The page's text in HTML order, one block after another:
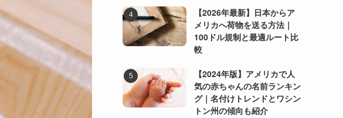
【2026年最新】日本からア
メリカへ荷物を送る方法｜
100ドル規制と最適ルート比
較
【2024年版】アメリカで人
気の赤ちゃんの名前ランキン
グ｜名付けトレンドとワシン
トン州の傾向も紹介